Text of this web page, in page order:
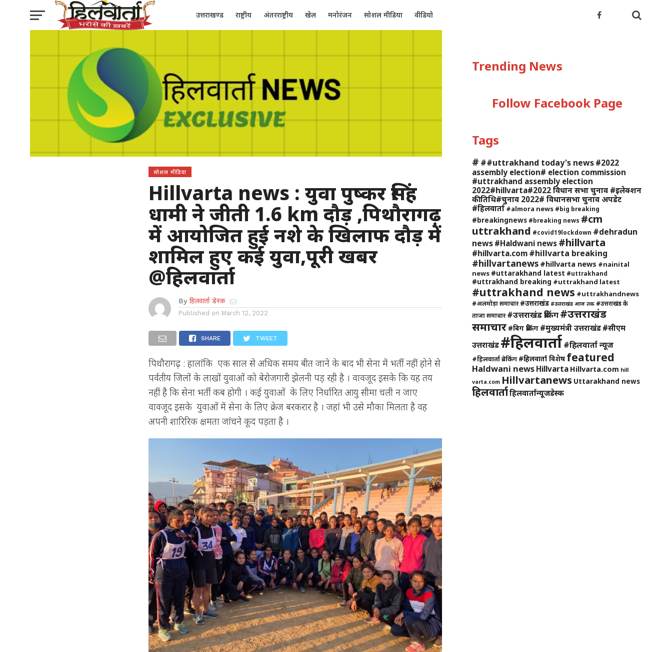
उत्तराखण्ड राष्ट्रीय अंतरराष्ट्रीय खेल मनोरंजन सोशल मीडिया वीडियो
सोशल मीडिया
Hillvarta news : युवा पुष्कर सिंह
धामी ने जीती 1.6 km दौड़ ,पिथौरागढ़
में आयोजित हुई नशे के खिलाफ दौड़ में
शामिल हुए कई युवा,पूरी खबर
@हिलवार्ता
By हिलवार्ता डेस्क
Published on March 12, 2022
SHARE TWEET
पिथौरागढ़ : हालांकि एक साल से अधिक समय बीत जाने के बाद भी सेना में भर्ती नहीं होने से
पर्वतीय जिलों के लाखों युवाओं को बेरोजगारी झेलनी पड़ रही है । वावजूद इसके कि यह तय
नहीं है कि सेना भर्ती कब होगी । कई युवाओं के लिए निर्धारित आयु सीमा चली न जाए
वावजूद इसके युवाओं में सेना के लिए क्रेज बरकरार है । जहां भी उसे मौका मिलता है वह
अपनी शारिरिक क्षमता जांचने कूद पड़ता है ।
Trending News
Follow Facebook Page
Tags
# ##uttrakhand today's news #2022
assembly election# election commission
#uttrakhand assembly election
2022#hillvarta#2022 विधान सभा चुनाव #इलेक्शन
की तिथि#चुनाव 2022# विधानसभा चुनाव अपडेट
#हिलवार्ता #almora news #big breaking
#breakingnews #breaking news #cm
uttrakhand #covid19lockdown #dehradun
news #Haldwani news #hillvarta
#hillvarta.com #hillvarta breaking
#hillvartanews #hillvarta news #nainital
news #uttarakhand latest #uttrakhand
#uttrakhand breaking #uttrakhand latest
#uttrakhand news #uttrakhandnews
#अलमोड़ा समाचार #उत्तराखंड #उत्तराखंड आज तक #उत्तराखंड के
ताजा समाचार #उत्तराखंड ब्रेकिंग#उत्तराखंड
समाचार #बिग ब्रेकिंग #मुख्यमंत्री उत्तराखंड #सीएम
उत्तराखंड #हिलवार्ता#हिलवार्ता न्यूज
#हिलवार्ता ब्रेकिंग #हिलवार्ता विशेष featured
Haldwani news Hillvarta Hillvarta.com hill
varta.com Hillvartanews Uttarakhand news
हिलवार्ताहिलवार्तान्यूजडेस्क